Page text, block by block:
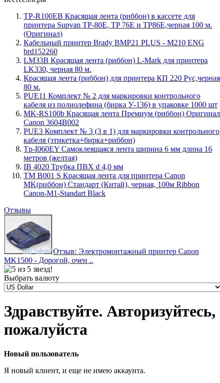
TP-R100EB Красящая лента (риббон) в кассете для
принтера Supvan TP-80E, TP 76E и TP86E,черная 100 м.
(Оригинал)
Кабельный принтер Brady BMP21 PLUS - M210 ENG
brd152260
LM33B Красящая лента (риббон) L-Mark для принтера
LK330, черная 80 м.
Красящая лента (риббон) для принтера КП 220 Рус,черная
80 м.
PUE11 Комплект № 2 для маркировки контрольного
кабеля из полиолефина (бирка У-136) в упаковке 1000 шт
MK-RS100b Красящая лента Премиум (риббон) Оригинал
Canon 3604B002
PUE3 Комплект № 3 (3 в 1) для маркировки контрольного
кабеля (этикетка+бирка+риббон)
Tp-I060EY Самоклеящаяся лента ширина 6 мм длина 16
метров (желтая)
IB 4020 Трубка ПВХ d 4,0 мм
TM B001 S Красящая лента для принтера Canon
MK(риббон) Стандарт (Китай), черная, 100м Ribbon
Canon-M1-Standart Black
Отзывы
Отзыв: Электромонтажный принтер Canon
MK1500 - Дорогой, очен ..
Выбрать валюту
Здравствуйте. Авторизуйтесь,
пожалуйста
Новый пользователь
Я новый клиент, и еще не имею аккаунта.